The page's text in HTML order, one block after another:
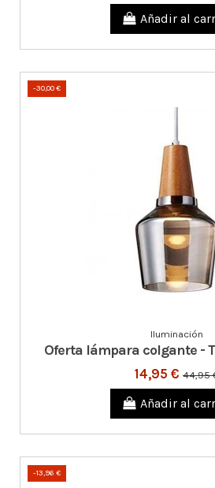
Añadir al
-30,00 €
Iluminación
Oferta lámpara colgante -
14,95 € 44,95
Añadir al
-13,96 €